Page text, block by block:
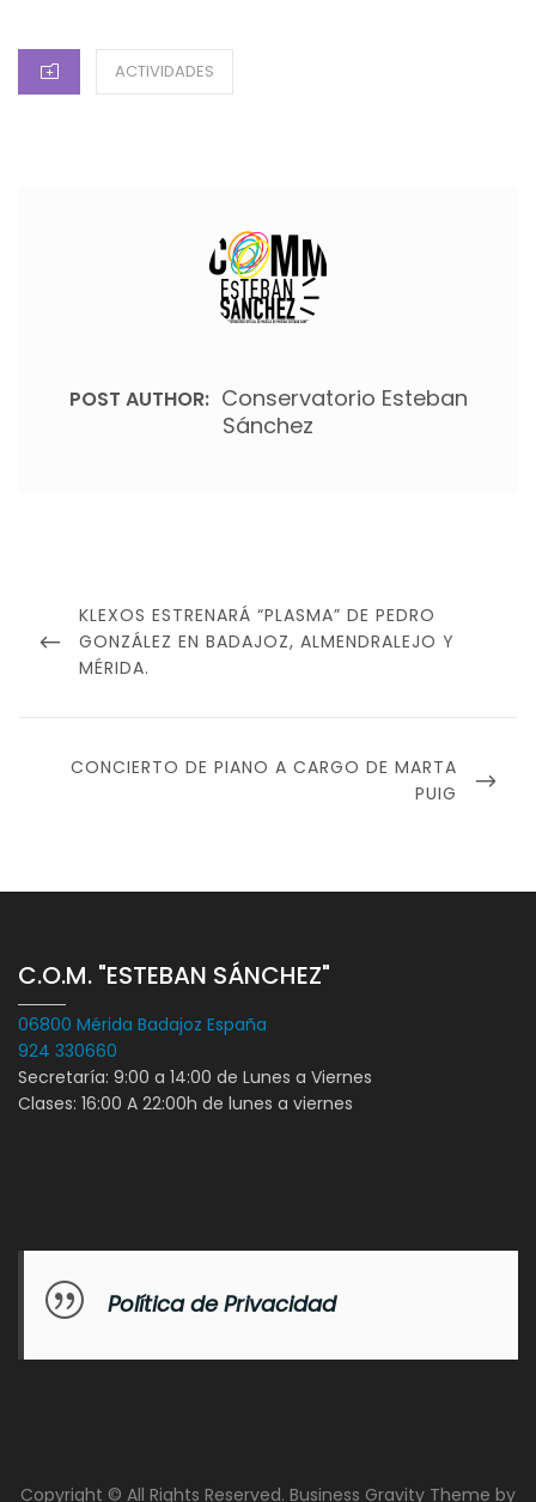
CATEGORIES
ACTIVIDADES
POST AUTHOR: Conservatorio Esteban
Sánchez
entradas
PREVIOUS
POST
KLEXOS ESTRENARÁ “PLASMA” DE PEDRO
GONZÁLEZ EN BADAJOZ, ALMENDRALEJO Y
MÉRIDA.
NEXT
CONCIERTO DE PIANO A CARGO DE MARTA
PUIG
C.O.M. "ESTEBAN SÁNCHEZ"
06800 Mérida Badajoz España
924 330660
Secretaría: 9:00 a 14:00 de Lunes a Viernes
Clases: 16:00 A 22:00h de lunes a viernes
Política de Privacidad
Copyright © All Rights Reserved. Business Gravity Theme by